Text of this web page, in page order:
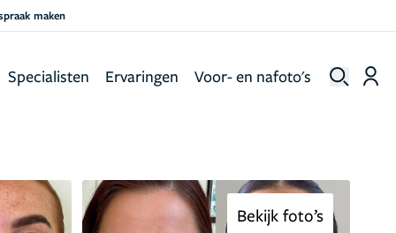
maken
Specialisten Ervaringen Voor- en nafoto's
Bekijk foto’s